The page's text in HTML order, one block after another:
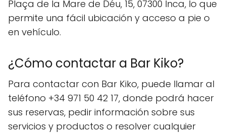
Plaça de la Mare de Déu, 15, 07300 Inca, lo que
permite una fácil ubicación y acceso a pie o
en vehículo.
¿Cómo contactar a Bar Kiko?
Para contactar con Bar Kiko, puede llamar al
teléfono +34 971 50 42 17, donde podrá hacer
sus reservas, pedir información sobre sus
servicios y productos o resolver cualquier